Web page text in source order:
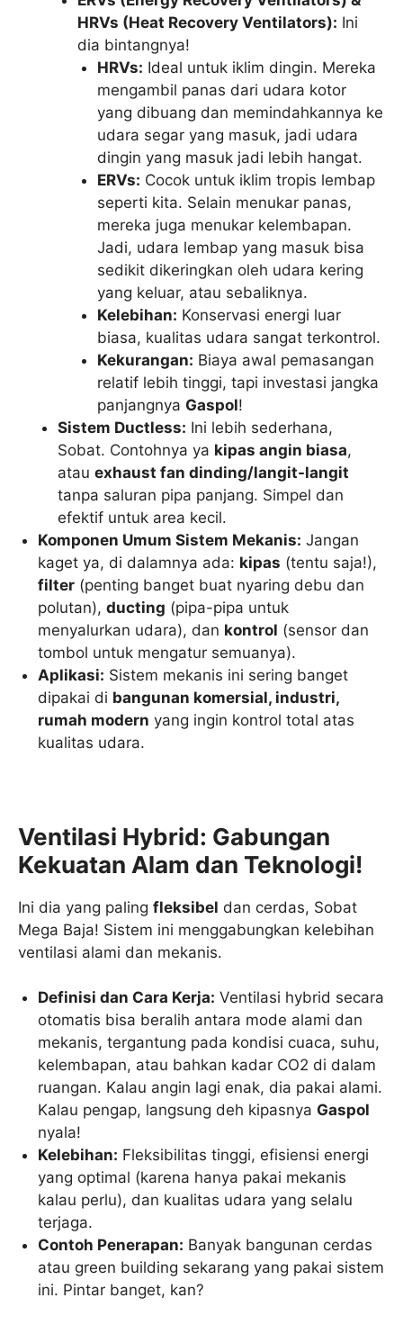
HRVs (Heat Recovery Ventilators): Ini
dia bintangnya!
HRVs: Ideal untuk iklim dingin. Mereka
mengambil panas dari udara kotor
yang dibuang dan memindahkannya ke
udara segar yang masuk, jadi udara
dingin yang masuk jadi lebih hangat.
ERVs: Cocok untuk iklim tropis lembap
seperti kita. Selain menukar panas,
mereka juga menukar kelembapan.
Jadi, udara lembap yang masuk bisa
sedikit dikeringkan oleh udara kering
yang keluar, atau sebaliknya.
Kelebihan: Konservasi energi luar
biasa, kualitas udara sangat terkontrol.
Kekurangan: Biaya awal pemasangan
relatif lebih tinggi, tapi investasi jangka
panjangnya Gaspol!
Sistem Ductless: Ini lebih sederhana,
Sobat. Contohnya ya kipas angin biasa,
atauexhaust fan dinding/langit-langit
tanpa saluran pipa panjang. Simpel dan
efektif untuk area kecil.
Komponen Umum Sistem Mekanis: Jangan
kaget ya, di dalamnya ada: kipas (tentu saja!),
filter (penting banget buat nyaring debu dan
polutan),ducting (pipa-pipa untuk
menyalurkan udara), dan kontrol (sensor dan
tombol untuk mengatur semuanya).
Aplikasi: Sistem mekanis ini sering banget
dipakai di bangunan komersial, industri,
rumah modern yang ingin kontrol total atas
kualitas udara.
Ventilasi Hybrid: Gabungan
Kekuatan Alam dan Teknologi!
Ini dia yang paling fleksibel dan cerdas, Sobat
Mega Baja! Sistem ini menggabungkan kelebihan
ventilasi alami dan mekanis.
Definisi dan Cara Kerja: Ventilasi hybrid secara
otomatis bisa beralih antara mode alami dan
mekanis, tergantung pada kondisi cuaca, suhu,
kelembapan, atau bahkan kadar CO2 di dalam
ruangan. Kalau angin lagi enak, dia pakai alami.
Kalau pengap, langsung deh kipasnya Gaspol
nyala!
Kelebihan: Fleksibilitas tinggi, efisiensi energi
yang optimal (karena hanya pakai mekanis
kalau perlu), dan kualitas udara yang selalu
terjaga.
Contoh Penerapan: Banyak bangunan cerdas
atau green building sekarang yang pakai sistem
ini. Pintar banget, kan?